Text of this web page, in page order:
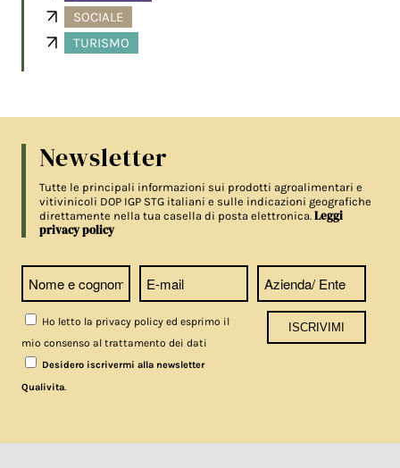
SOCIALE
TURISMO
Newsletter
Tutte le principali informazioni sui prodotti agroalimentari e
vitivinicoli DOP IGP STG italiani e sulle indicazioni geografiche
direttamente nella tua casella di posta elettronica.Leggi
privacy policy
Ho letto la privacy policy ed esprimo il
mio consenso al trattamento dei dati
Desidero iscrivermi alla newsletter
Qualivita